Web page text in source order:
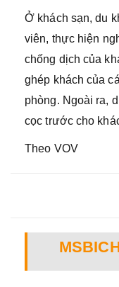
Ở khách sạn, du
viên, thực hiện
chống dịch của
ghép khách của
phòng. Ngoài ra,
cọc trước cho
Theo VOV